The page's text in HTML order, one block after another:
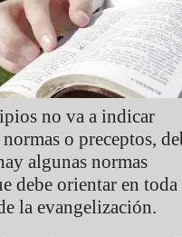
no va a indicar
o preceptos,
algunas normas
debe orientar en toda
la evangelización.